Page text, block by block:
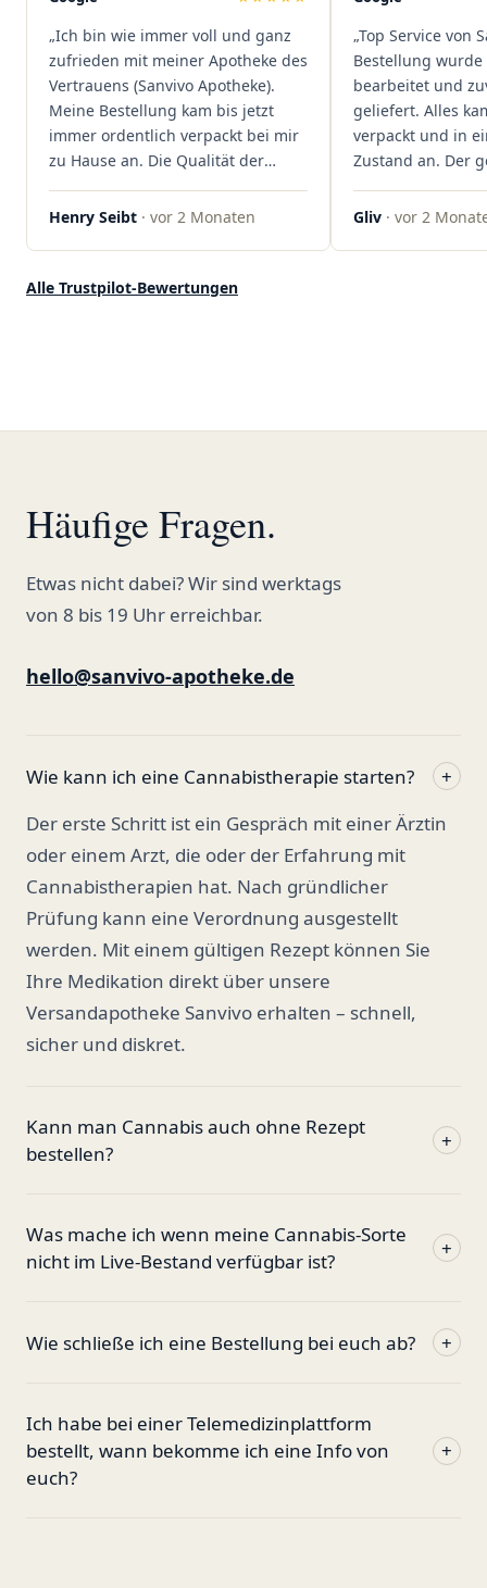
Kundenzufriedenheit an erster
Stelle stehen. Vielen Dank an das
Team von Sanvivo – ich bin
rundum begeistert!"
„Ich bin wie immer voll und ganz
zufrieden mit meiner Apotheke des
Vertrauens (Sanvivo Apotheke).
Meine Bestellung kam bis jetzt
immer ordentlich verpackt bei mir
zu Hause an. Die Qualität der
Blüten ist auch immer auf einem
hohen Niveau, die Auswahl ist
ordentlich gelagert, ich hatte nur
Henry Seibt · vor 2 Monaten
„Top Service von
Bestellung wurde
bearbeitet und
geliefert. Alles
verpackt und in
Zustand an. Der
war
professionell.
Gliv · vor 2
Alle Trustpilot-Bewertungen
Häufige Fragen.
Etwas nicht dabei? Wir sind werktags
von 8 bis 19 Uhr erreichbar.
hello@sanvivo-apotheke.de
Wie kann ich eine Cannabistherapie starten?
+
Der erste Schritt ist ein Gespräch mit einer Ärztin
oder einem Arzt, die oder der Erfahrung mit
Cannabistherapien hat. Nach gründlicher
Prüfung kann eine Verordnung ausgestellt
werden. Mit einem gültigen Rezept können Sie
Ihre Medikation direkt über unsere
Versandapotheke Sanvivo erhalten – schnell,
sicher und diskret.
Kann man Cannabis auch ohne Rezept
bestellen?
+
Was mache ich wenn meine Cannabis-Sorte
nicht im Live-Bestand verfügbar ist?
+
Wie schließe ich eine Bestellung bei euch ab? +
Ich habe bei einer Telemedizinplattform
bestellt, wann bekomme ich eine Info von
euch?
+